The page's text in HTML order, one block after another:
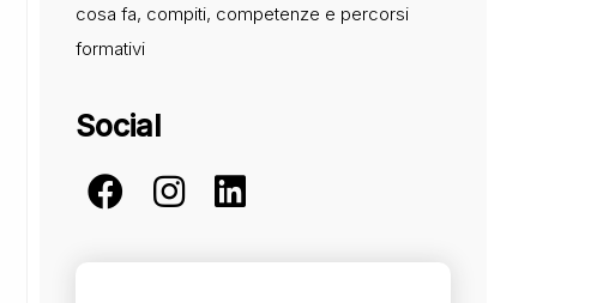
cosa fa, compiti, competenze e percorsi
formativi
Social